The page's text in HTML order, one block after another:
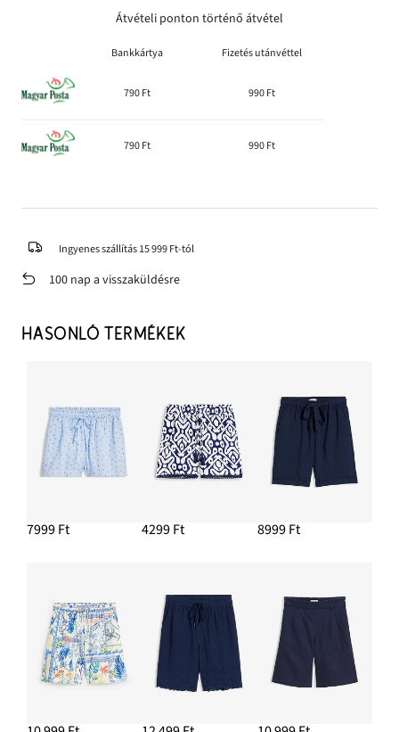
Átvételi ponton történő átvétel
Bankkártya Fizetés utánvéttel
790 Ft 990 Ft
790 Ft 990 Ft
Ingyenes szállítás 15 999 Ft-tól
100 nap a visszaküldésre
HASONLÓ TERMÉKEK
7999 Ft 4299 Ft 8999 Ft